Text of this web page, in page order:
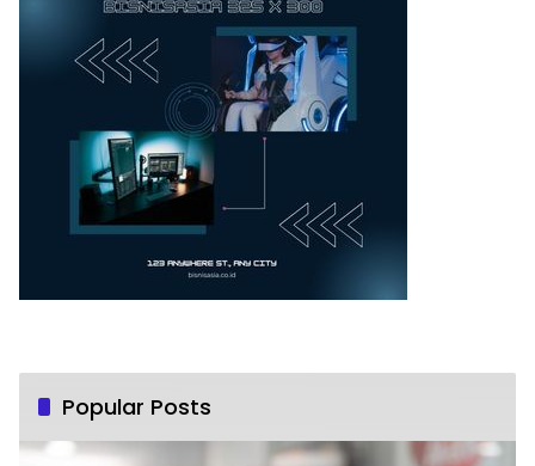
Popular Posts